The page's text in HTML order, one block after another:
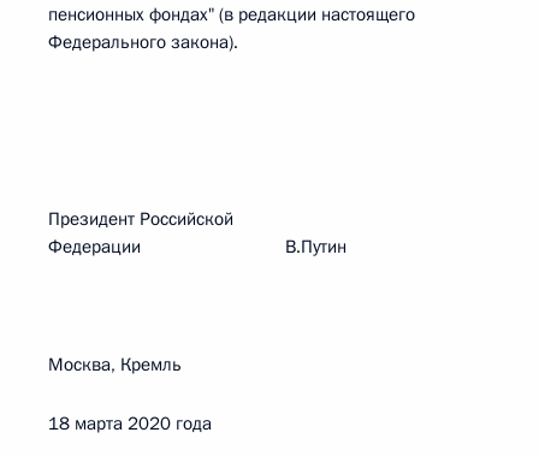
пенсионных фондах" (в редакции настоящего
Федерального закона).
Президент Российской
Федерации В.Путин
Москва, Кремль
18 марта 2020 года